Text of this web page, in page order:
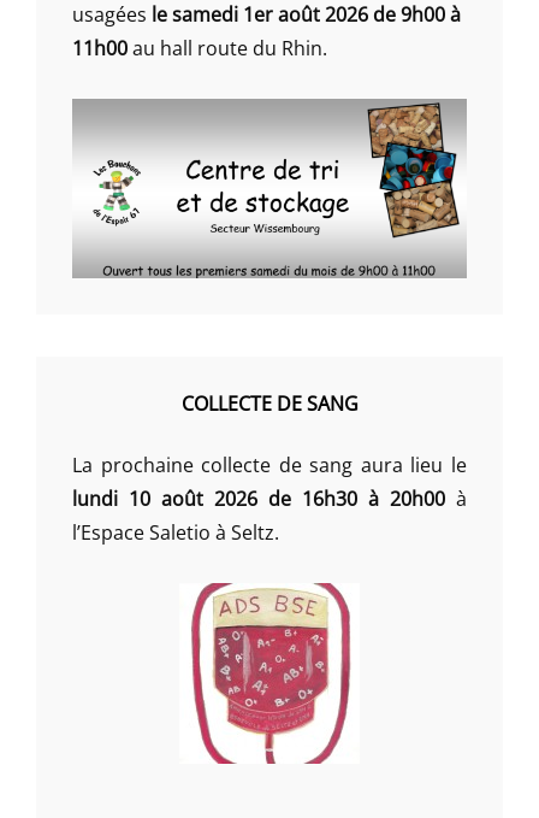
usagées le samedi 1er août 2026 de 9h00 à
11h00au hall route du Rhin.
COLLECTE DE SANG
La prochaine collecte de sang aura lieu le
lundi 10 août 2026 de 16h30 à 20h00 à
l’Espace Saletio à Seltz.